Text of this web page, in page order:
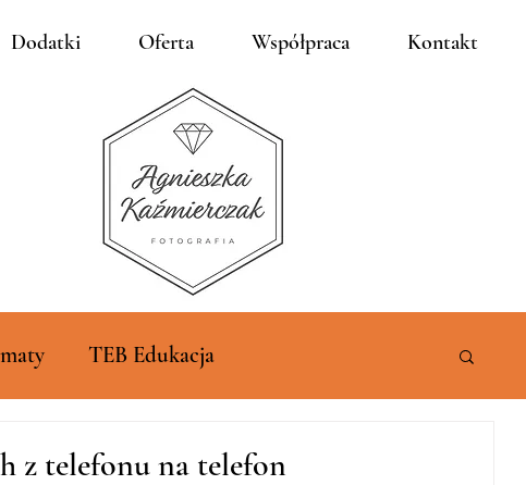
Dodatki Oferta Współpraca Kontakt
TEB Edukacja
z telefonu na telefon